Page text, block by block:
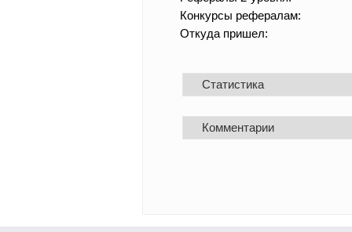
Конкурсы рефералам:
Откуда пришел:
Статистика
Комментарии